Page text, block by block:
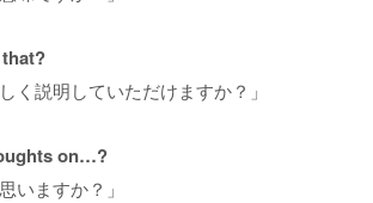
く説明していただけますか？」
on…?
いますか？」